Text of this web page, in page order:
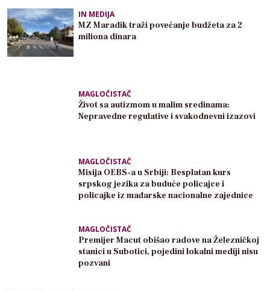
IN MEDIJA
MZ Maradik traži povećanje budžeta za 2
miliona dinara
MAGLOČISTAČ
Život sa autizmom u malim sredinama:
Nepravedne regulative i svakodnevni izazovi
MAGLOČISTAČ
Misija OEBS-a u Srbiji: Besplatan kurs
srpskog jezika za buduće policajce i
policajke iz mađarske nacionalne zajednice
MAGLOČISTAČ
Premijer Macut obišao radove na Železničkoj
stanici u Subotici, pojedini lokalni mediji nisu
pozvani